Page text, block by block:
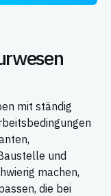
mit ständig
und
machen,
die bei